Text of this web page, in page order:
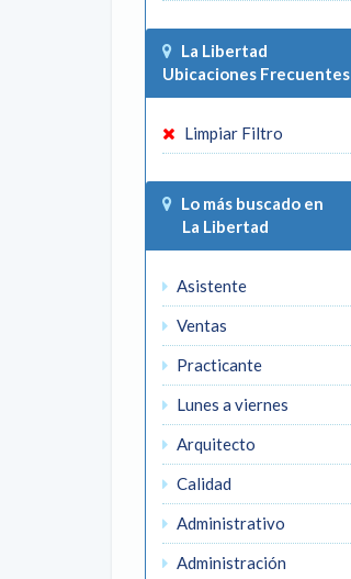
La Libertad
Ubicaciones Frecuentes
Limpiar Filtro
Lo más buscado en
La Libertad
Asistente
Ventas
Practicante
Lunes a viernes
Arquitecto
Calidad
Administrativo
Administración